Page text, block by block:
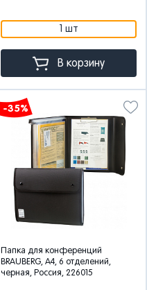
1 шт
В корзину
-35%
Папка для конференций
BRAUBERG, А4, 6 отделений,
черная, Россия, 226015